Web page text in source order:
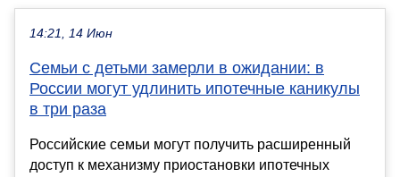
14:21, 14 Июн
Семьи с детьми замерли в ожидании: в
России могут удлинить ипотечные каникулы
в три раза
Российские семьи могут получить расширенный
доступ к механизму приостановки ипотечных